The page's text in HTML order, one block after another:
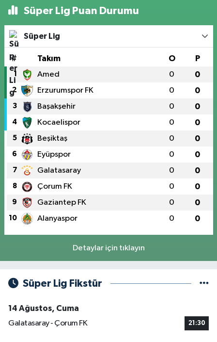
Süper Lig Puan Durumu
Süper Lig
# Takım O P
1 Amed 0 0
2 Erzurumspor FK 0 0
3 Başakşehir 0 0
4 Kocaelispor 0 0
5 Beşiktaş 0 0
6 Eyüpspor 0 0
7 Galatasaray 0 0
8 Çorum FK 0 0
9 Gaziantep FK 0 0
10 Alanyaspor 0 0
Detaylar için tıklayın
Süper Lig Fikstür
14 Ağustos, Cuma
Galatasaray - Çorum FK
21:30